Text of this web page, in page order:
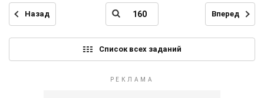
Назад Вперед
Список всех заданий